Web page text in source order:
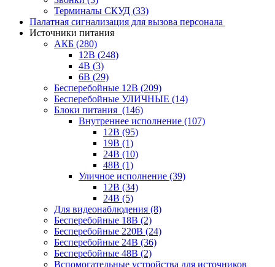
Терминалы СКУД (33)
Палатная сигнализация для вызова персонала
Источники питания
АКБ (280)
12В (248)
4В (3)
6В (29)
Бесперебойные 12В (209)
Бесперебойные УЛИЧНЫЕ (14)
Блоки питания (146)
Внутреннее исполнение (107)
12В (95)
19В (1)
24В (10)
48В (1)
Уличное исполнение (39)
12В (34)
24В (5)
Для видеонаблюдения (8)
Бесперебойные 18В (2)
Бесперебойные 220В (24)
Бесперебойные 24В (36)
Бесперебойные 48В (2)
Вспомогательные устройства для источников